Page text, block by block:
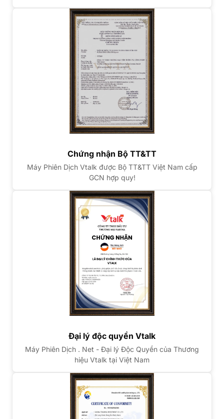
Chứng nhận Bộ TT&TT
Máy Phiên Dịch Vtalk được Bộ TT&TT Việt Nam cấp
GCN hợp quy!
Đại lý độc quyền Vtalk
Máy Phiên Dịch . Net - Đại lý Độc Quyền của Thương
hiệu Vtalk tại Việt Nam